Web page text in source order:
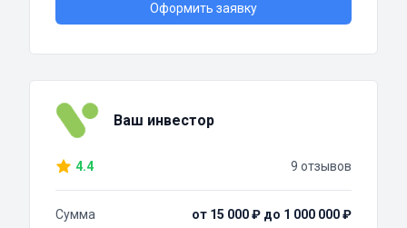
Оформить заявку
Ваш инвестор
4.4 9 отзывов
Сумма
от 15 000 ₽ до 1 000 000 ₽